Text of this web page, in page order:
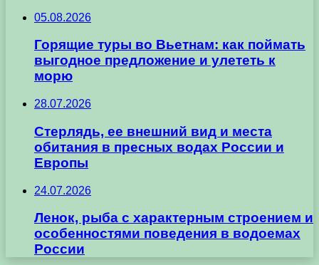
05.08.2026
Горящие туры во Вьетнам: как поймать
выгодное предложение и улететь к
морю
28.07.2026
Стерлядь, ее внешний вид и места
обитания в пресных водах России и
Европы
24.07.2026
Ленок, рыба с характерным строением и
особенностями поведения в водоемах
России